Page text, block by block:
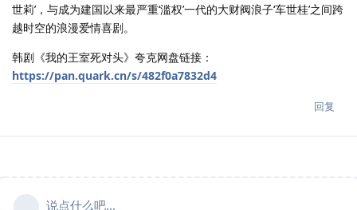
世莉’，与成为建国以来最严重‘滥权’一代的大财阀浪子‘车世桂’之间跨
越时空的浪漫爱情喜剧。
韩剧《我的王室死对头》夸克网盘链接：
https://pan.quark.cn/s/482f0a7832d4
回复
说点什么吧...